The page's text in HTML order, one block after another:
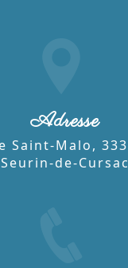
Adresse
Seurin-de-Cursac